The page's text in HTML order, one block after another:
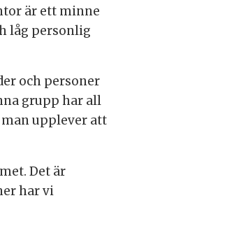
är ett minne
låg personlig
och personer
grupp har all
upplever att
Det är
har vi